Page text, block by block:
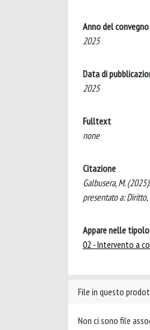
Anno del convegno
2025
Data di
2025
Fulltext
none
Citazione
Galbusera, M.
presentato a:
Appare nelle
02 - Intervento a
File in questo
Non ci sono file